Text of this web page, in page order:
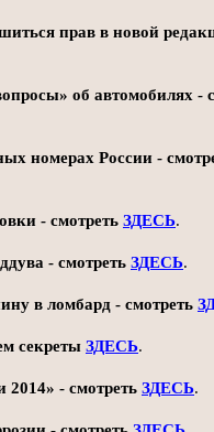
прав в новой
об автомобилях -
номерах России -
- смотреть ЗДЕСЬ.
- смотреть ЗДЕСЬ.
в ломбард - смотреть
секреты ЗДЕСЬ.
2014» - смотреть ЗДЕСЬ.